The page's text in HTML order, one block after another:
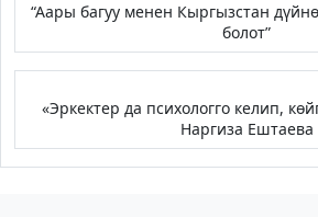
“Аары багуу менен Кыргызстан
болот”
«Эркектер да психологго келип,
Наргиза Ештаева